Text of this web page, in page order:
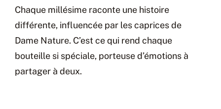
Chaque millésime raconte une histoire
différente, influencée par les caprices de
Dame Nature. C’est ce qui rend chaque
bouteille si spéciale, porteuse d’émotions à
partager à deux.